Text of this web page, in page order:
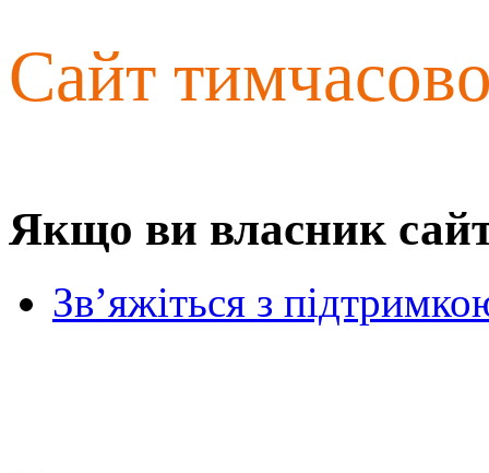
Сайт
Якщо ви власник
Зв’яжіться з